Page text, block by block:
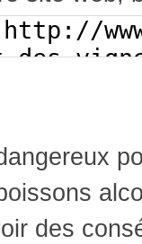
des